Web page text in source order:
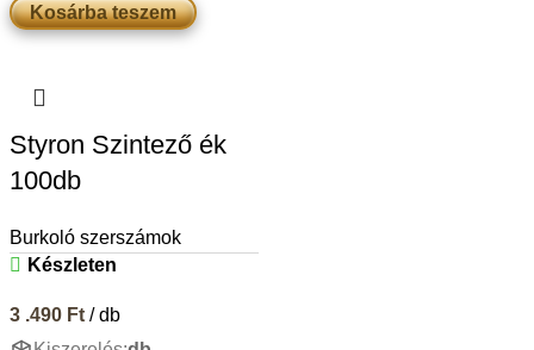
Kosárba teszem
Styron Szintező ék
100db
Burkoló szerszámok
Készleten
3 .490 Ft/ db